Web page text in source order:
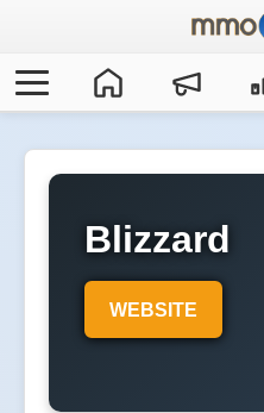
Blizzard
WEBSITE